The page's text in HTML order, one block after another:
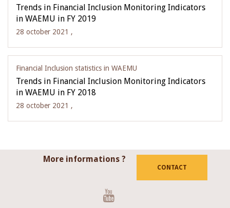
Trends in Financial Inclusion Monitoring Indicators
in WAEMU in FY 2019
28 october 2021 ,
Financial Inclusion statistics in WAEMU
Trends in Financial Inclusion Monitoring Indicators
in WAEMU in FY 2018
28 october 2021 ,
More informations ?
CONTACT